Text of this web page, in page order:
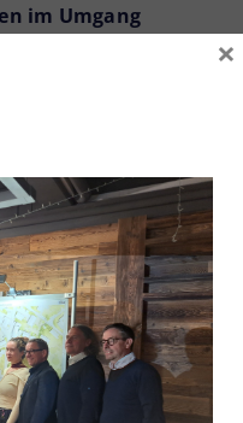
im Umgang
Flöha in
Weise
nachhaltige
.
als junge und
die Stadt kein
Die
×